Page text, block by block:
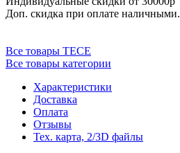
Доп. скидка при оплате наличными.
Все товары TECE
Все товары категории
Характеристики
Доставка
Оплата
Отзывы
Тех. карта, 2/3D файлы